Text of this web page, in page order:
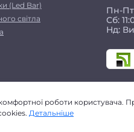
(Led Bar)
світла
Пн-
Сб:
Нд:
роботи користувача.
Детальніше